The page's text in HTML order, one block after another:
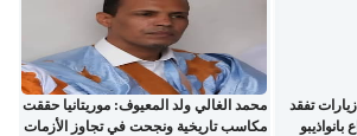
تفقد
محمد الغالي ولد المعيوف: موريتانيا حققت
مكاسب تاريخية ونجحت في تجاوز الأزمات